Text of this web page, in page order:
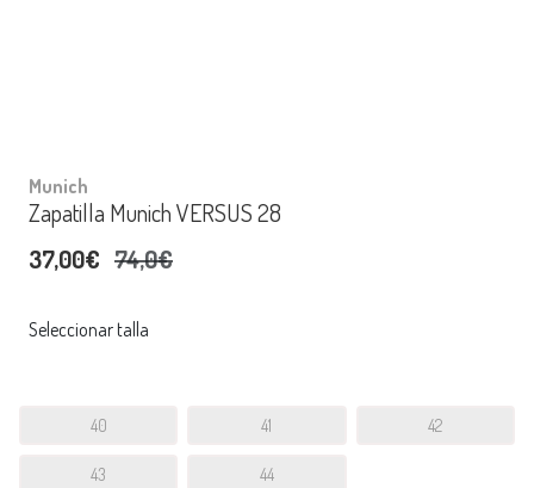
Munich
Zapatilla Munich VERSUS 28
37,00€ 74,0€
Seleccionar talla
40 41 42
43 44